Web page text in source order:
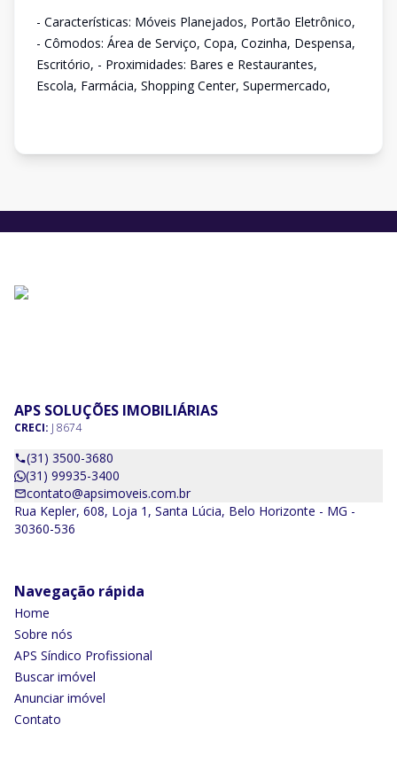
- Características: Móveis Planejados, Portão Eletrônico,
- Cômodos: Área de Serviço, Copa, Cozinha, Despensa,
Escritório, - Proximidades: Bares e Restaurantes,
Escola, Farmácia, Shopping Center, Supermercado,
APS SOLUÇÕES IMOBILIÁRIAS
CRECI: J 8674
(31) 3500-3680
(31) 99935-3400
contato@apsimoveis.com.br
Rua Kepler, 608, Loja 1, Santa Lúcia, Belo Horizonte - MG -
30360-536
Navegação rápida
Home
Sobre nós
APS Síndico Profissional
Buscar imóvel
Anunciar imóvel
Contato